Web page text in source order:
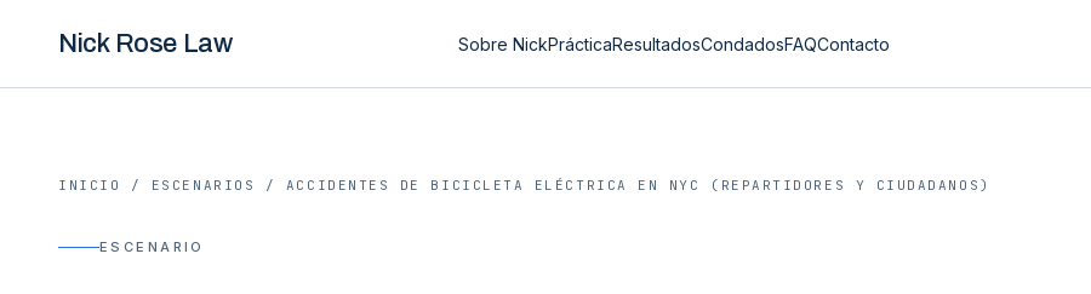
Nick Rose Law Sobre NickPrácticaResultadosCondadosFAQContacto
INICIO / ESCENARIOS / ACCIDENTES DE BICICLETA ELÉCTRICA EN NYC (REPARTIDORES Y CIUDADANOS)
ESCENARIO